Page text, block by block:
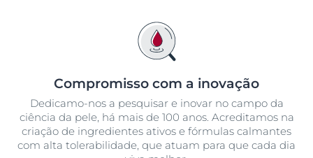
Compromisso com a inovação
Dedicamo-nos a pesquisar e inovar no campo da
ciência da pele, há mais de 100 anos. Acreditamos na
criação de ingredientes ativos e fórmulas calmantes
com alta tolerabilidade, que atuam para que cada dia